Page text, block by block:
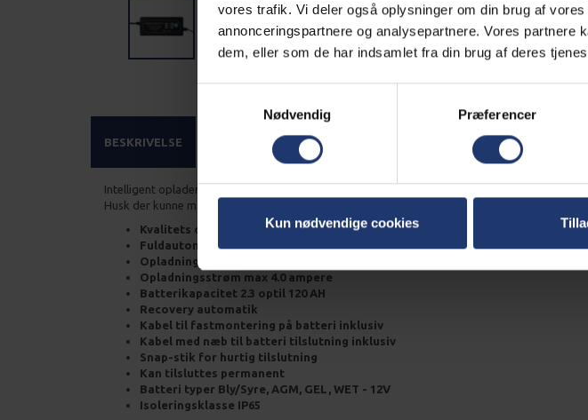
vores trafik. Vi deler også oplysninger om din brug af
annonceringspartnere og analysepartnere. Vores partnere
dem, eller som de har indsamlet fra din brug af deres
Nødvendig
Præferencer
Kun nødvendige cookies
Generator altid
BESKRIVELSE
Intelligent oplader til din PowerGenerator med fuldautomatisk ladecyklus.
Husk der kunne må benyttes intelligent oplader til opladning af det generator batteri.
Kvalitets oplader til dit generator batteri
Fuldautomatik ladecyklus
Opladningsspænding 14.4 Volt
Opladningsstrøm max 4.0 ampere
Batterikapacitet 2.3 optil 120 AH
Recovery automatik
Kabel til fastmontering på batteri inklusiv
Kabel med næb til batteri tilslutning inklusiv
Snap-stik for hurtig tilslutning
Kan tilsluttes permanent
Batteri typer Bly/Syre, AGM, GEL, WET - 12V
Isoleringsklasse IP65